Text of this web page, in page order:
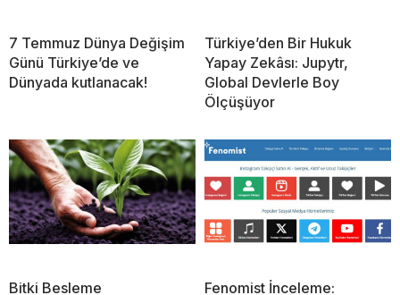
7 Temmuz Dünya Değişim
Günü Türkiye’de ve
Dünyada kutlanacak!
Türkiye’den Bir Hukuk
Yapay Zekâsı: Jupytr,
Global Devlerle Boy
Ölçüşüyor
Bitki Besleme
Fenomist İnceleme: